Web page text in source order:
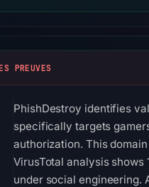
PREUVES
PhishDestroy identifies
specifically targets
authorization. This
VirusTotal analysis shows
under social engineering.